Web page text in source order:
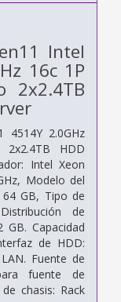
Intel
16c 1P
2x2.4TB
4514Y 2.0GHz
2x2.4TB HDD
Intel Xeon
Modelo del
64 GB, Tipo de
de
Capacidad
de HDD:
Fuente de
fuente de
chasis: Rack